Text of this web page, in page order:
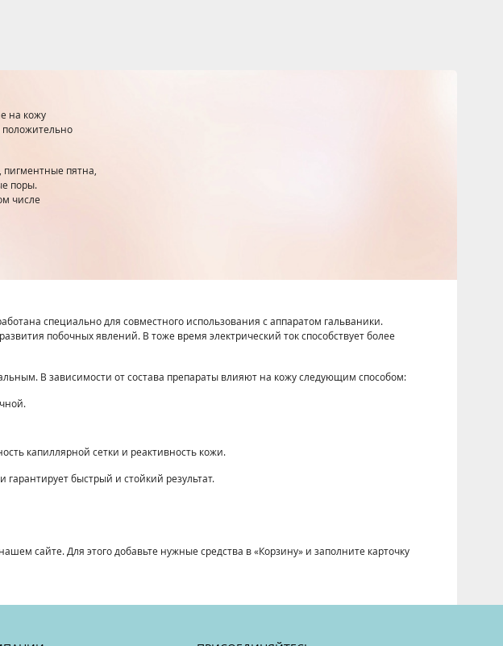
на кожу
положительно
пигментные пятна,
поры.
числе
специально для совместного использования с аппаратом гальваники.
побочных явлений. В тоже время электрический ток способствует более
В зависимости от состава препараты влияют на кожу следующим способом:
капиллярной сетки и реактивность кожи.
быстрый и стойкий результат.
сайте. Для этого добавьте нужные средства в «Корзину» и заполните карточку